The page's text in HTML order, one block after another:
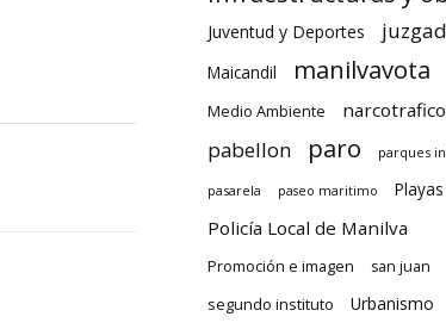
Juventud y Deportes
Maicandil
manilvavota
Medio Ambiente narcotrafico
pabellon paro parques
pasarela paseo maritimo Playas
Policía Local de Manilva
Promoción e imagen san juan
segundo instituto Urbanismo